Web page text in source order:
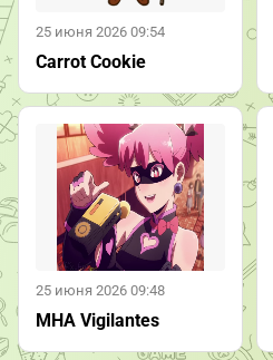
25 июня 2026 09:54
Carrot Cookie
25 июня 2026 09:48
MHA Vigilantes